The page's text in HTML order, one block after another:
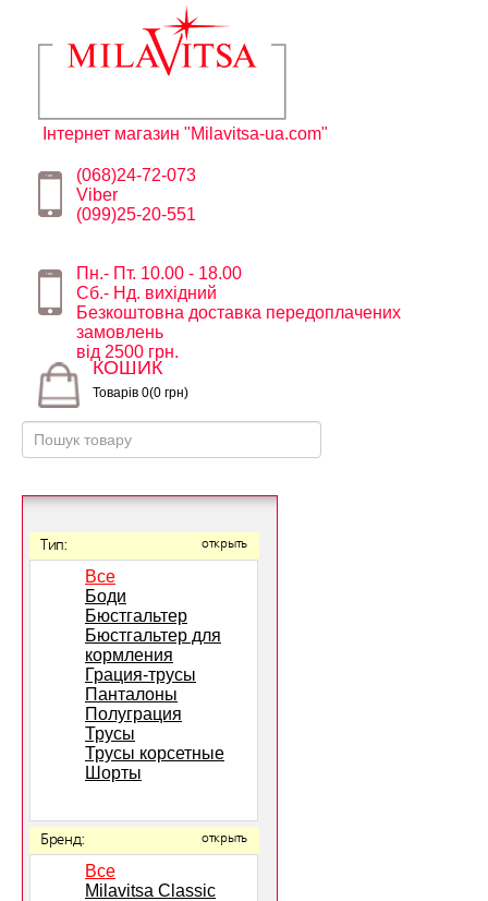
Інтернет магазин "Milavitsa-ua.com"
(068)24-72-073
Viber
(099)25-20-551
Пн.- Пт. 10.00 - 18.00
Сб.- Нд. вихідний
Безкоштовна доставка передоплачених
замовлень
від 2500 грн.
КОШИК
Товарів 0(0 грн)
Тип: открыть
Все
Боди
Бюстгальтер
Бюстгальтер для
кормления
Грация-трусы
Панталоны
Полуграция
Трусы
Трусы корсетные
Шорты
Бренд: открыть
Все
Milavitsa Classic